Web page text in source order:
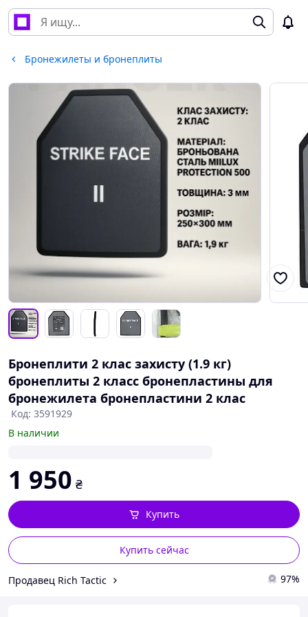
Бронежилеты и бронеплиты
Бронеплити 2 клас захисту (1.9 кг)
бронеплиты 2 класс бронепластины для
бронежилета бронепластини 2 клас
Код: 3591929
В наличии
1 950 ₴
Купить сейчас
Купить
Продавец Rich Tactic 97%